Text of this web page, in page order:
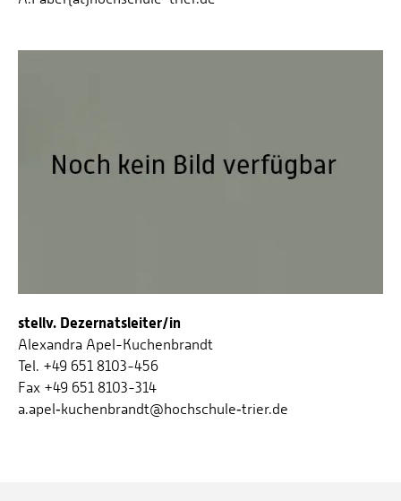
stellv. Dezernatsleiter/in
Alexandra Apel-Kuchenbrandt
Tel. +49 651 8103-456
Fax +49 651 8103-314
a.apel‑kuchenbrandt@hochschule‑trier.de